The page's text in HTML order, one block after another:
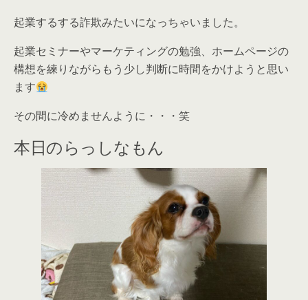
起業するする詐欺みたいになっちゃいました。
起業セミナーやマーケティングの勉強、ホームページの
構想を練りながらもう少し判断に時間をかけようと思い
ます
その間に冷めませんように・・・笑
本日のらっしなもん